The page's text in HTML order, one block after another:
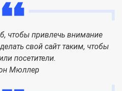
чтобы привлечь внимание
свой сайт таким, чтобы
посетители.
Мюллер